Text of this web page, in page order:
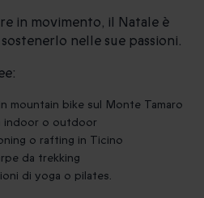
in movimento, il Natale è
nelle sue passioni.
mountain bike sul Monte Tamaro
indoor o outdoor
o rafting in Ticino
da trekking
di yoga o pilates.